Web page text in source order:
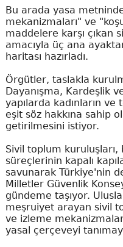
Bu arada yasa
mekanizmaları" ve
maddelere karşı çıkan
amacıyla üç ana
haritası hazırladı.
Örgütler, taslakla
Dayanışma, Kardeşlik
yapılarda kadınların
eşit söz hakkına sahip
getirilmesini istiyor.
Sivil toplum kuruluşları,
süreçlerinin kapalı
savunarak Türkiye'nin
Milletler Güvenlik
gündeme taşıyor.
meşruiyet arayan sivil
ve izleme
yasal çerçeveyi